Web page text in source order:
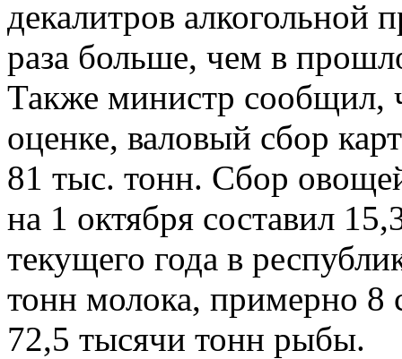
декалитров алкогольной
раза больше, чем в
Также министр сообщил,
оценке, валовый сбор
81 тыс. тонн. Сбор
на 1 октября составил
текущего года в
тонн молока, примерно 8
72,5 тысячи тонн рыбы.